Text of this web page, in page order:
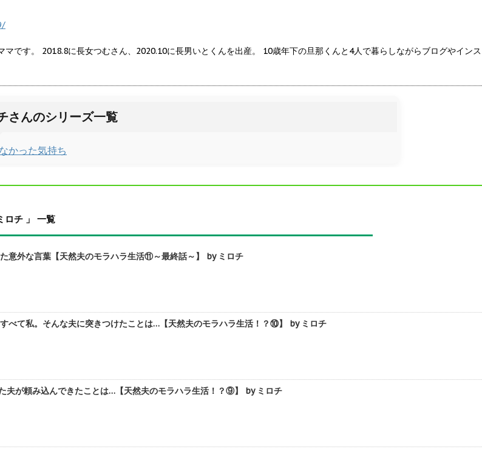
です。 2018.8に長女つむさん、2020.10に長男いとくんを出産。 10歳年下の旦那くんと4人で暮らしながらブログやイン
さんのシリーズ一覧
かった気持ち
ロチ 」 一覧
意外な言葉【天然夫のモラハラ生活⑪～最終話～】 by ミロチ
べて私。そんな夫に突きつけたことは…【天然夫のモラハラ生活！？⑩】 by ミロチ
夫が頼み込んできたことは…【天然夫のモラハラ生活！？⑨】 by ミロチ